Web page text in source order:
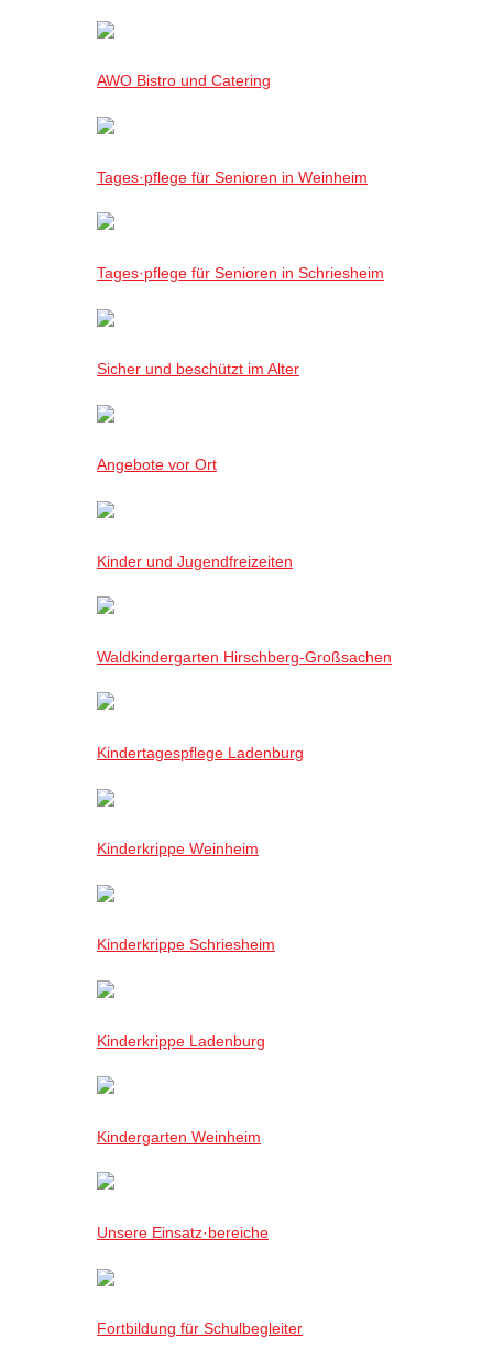
AWO Bistro und Catering
Tages·pflege für Senioren in Weinheim
Tages·pflege für Senioren in Schriesheim
Sicher und beschützt im Alter
Angebote vor Ort
Kinder und Jugendfreizeiten
Waldkindergarten Hirschberg-Großsachen
Kindertagespflege Ladenburg
Kinderkrippe Weinheim
Kinderkrippe Schriesheim
Kinderkrippe Ladenburg
Kindergarten Weinheim
Unsere Einsatz·bereiche
Fortbildung für Schulbegleiter